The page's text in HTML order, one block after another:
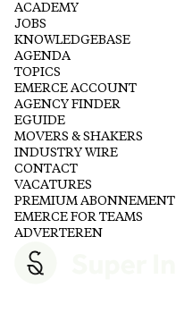
ACADEMY
JOBS
KNOWLEDGEBASE
AGENDA
TOPICS
EMERCE ACCOUNT
AGENCY FINDER
EGUIDE
MOVERS & SHAKERS
INDUSTRY WIRE
CONTACT
VACATURES
PREMIUM ABONNEMENT
EMERCE FOR TEAMS
ADVERTEREN